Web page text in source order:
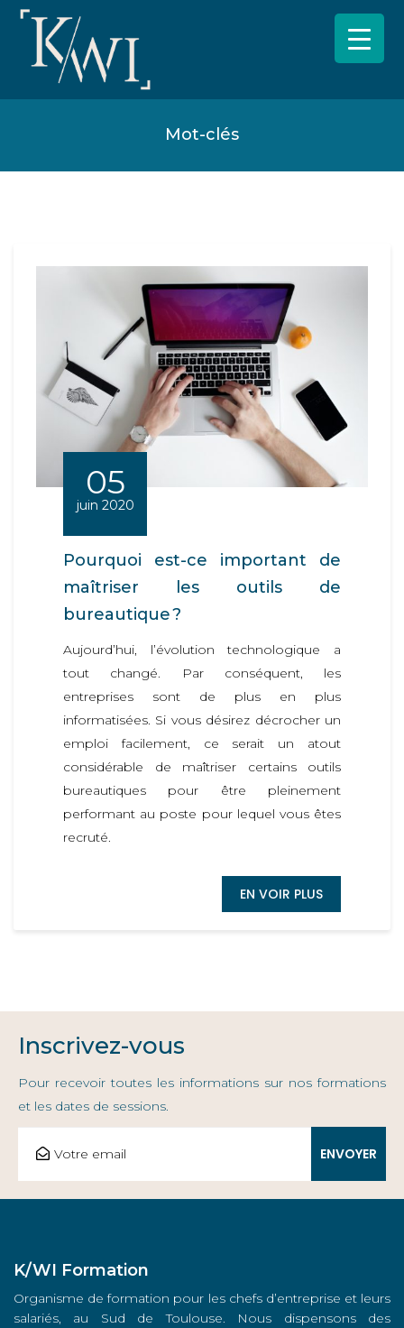
Mot-clés
05
juin 2020
Pourquoi est-ce important de
maîtriser les outils de
bureautique ?
Aujourd’hui, l’évolution technologique a
tout changé. Par conséquent, les
entreprises sont de plus en plus
informatisées. Si vous désirez décrocher un
emploi facilement, ce serait un atout
considérable de maîtriser certains outils
bureautiques pour être pleinement
performant au poste pour lequel vous êtes
recruté.
EN VOIR PLUS
Inscrivez-vous
Pour recevoir toutes les informations sur nos formations
et les dates de sessions.
K/WI Formation
Organisme de formation pour les chefs d’entreprise et leurs
salariés, au Sud de Toulouse. Nous dispensons des